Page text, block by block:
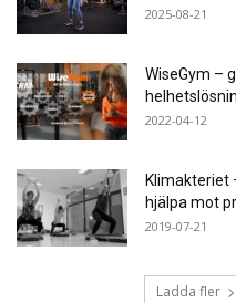
2025-08-21
WiseGym –
2022-04-12
Klimakteriet
hjälpa mot
2019-07-21
Ladda fler